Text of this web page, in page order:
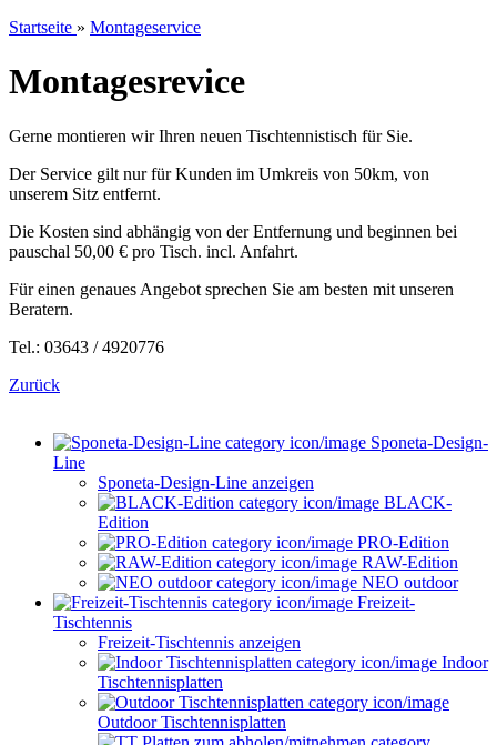
Startseite » Montageservice
Montagesrevice
Gerne montieren wir Ihren neuen Tischtennistisch für Sie.
Der Service gilt nur für Kunden im Umkreis von 50km, von
unserem Sitz entfernt.
Die Kosten sind abhängig von der Entfernung und beginnen bei
pauschal 50,00 € pro Tisch. incl. Anfahrt.
Für einen genaues Angebot sprechen Sie am besten mit unseren
Beratern.
Tel.: 03643 / 4920776
Zurück
Sponeta-Design-
Line
Sponeta-Design-Line anzeigen
BLACK-
Edition
PRO-Edition
RAW-Edition
NEO outdoor
Freizeit-
Tischtennis
Freizeit-Tischtennis anzeigen
Indoor
Tischtennisplatten
Outdoor Tischtennisplatten